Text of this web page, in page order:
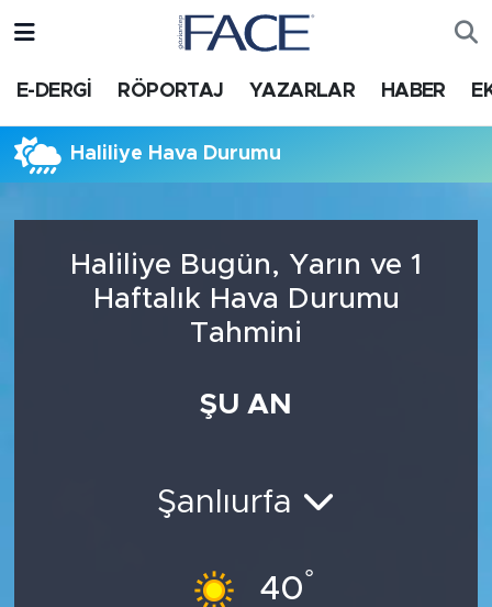
E-DERGİ RÖPORTAJ YAZARLAR HABER
Haliliye Hava Durumu
Haliliye Bugün, Yarın ve 1
Haftalık Hava Durumu
Tahmini
ŞU AN
Şanlıurfa
40°
HABER
Nöbetçi Eczaneler
Süper Lig Puan Durumu ve Fikstür
Tüm Manşetler